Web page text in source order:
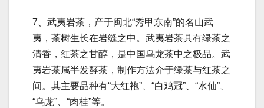
7、武夷岩茶，产于闽北“秀甲东南”的名山武
夷，茶树生长在岩缝之中。武夷岩茶具有绿茶之
清香，红茶之甘醇，是中国乌龙茶中之极品。武
夷岩茶属半发酵茶，制作方法介于绿茶与红茶之
间。其主要品种有“大红袍”、“白鸡冠”、“水仙”、
“乌龙”、“肉桂”等。